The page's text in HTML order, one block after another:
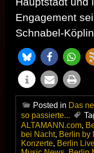
Engagement
Schnabel-
Posted in Das
so passierte...
ALTAMANN.com,
bei Nacht, Berlin by
Konzerte, Berlin